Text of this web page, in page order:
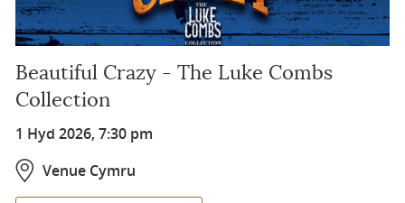
Beautiful Crazy - The Luke Combs
Collection
1 Hyd 2026, 7:30 pm
Venue Cymru